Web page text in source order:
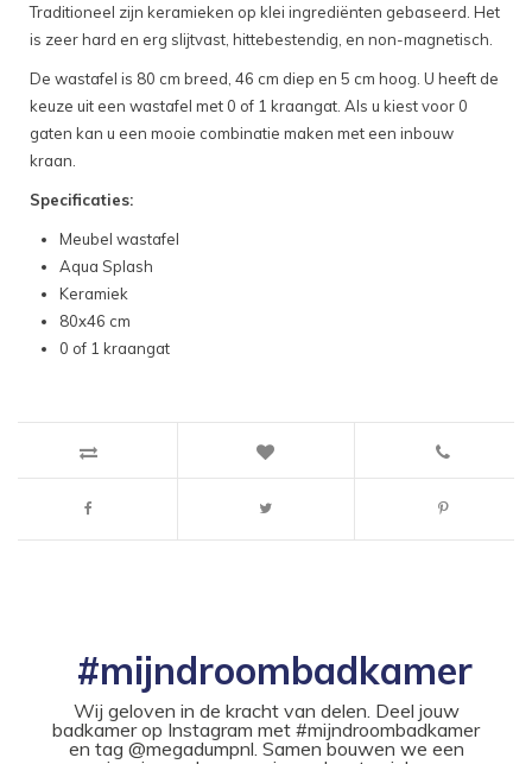
Traditioneel zijn keramieken op klei ingrediënten gebaseerd. Het
is zeer hard en erg slijtvast, hittebestendig, en non-magnetisch.
De wastafel is 80 cm breed, 46 cm diep en 5 cm hoog. U heeft de
keuze uit een wastafel met 0 of 1 kraangat. Als u kiest voor 0
gaten kan u een mooie combinatie maken met een inbouw
kraan.
Specificaties:
Meubel wastafel
Aqua Splash
Keramiek
80x46 cm
0 of 1 kraangat
#mijndroombadkamer
Wij geloven in de kracht van delen. Deel jouw
badkamer op Instagram met #mijndroombadkamer
en tag @megadumpnl. Samen bouwen we een